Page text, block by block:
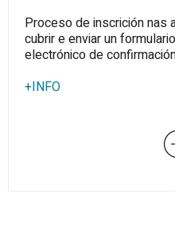
Proceso de inscrición nas
cubrir e enviar un
electrónico de
+INFO